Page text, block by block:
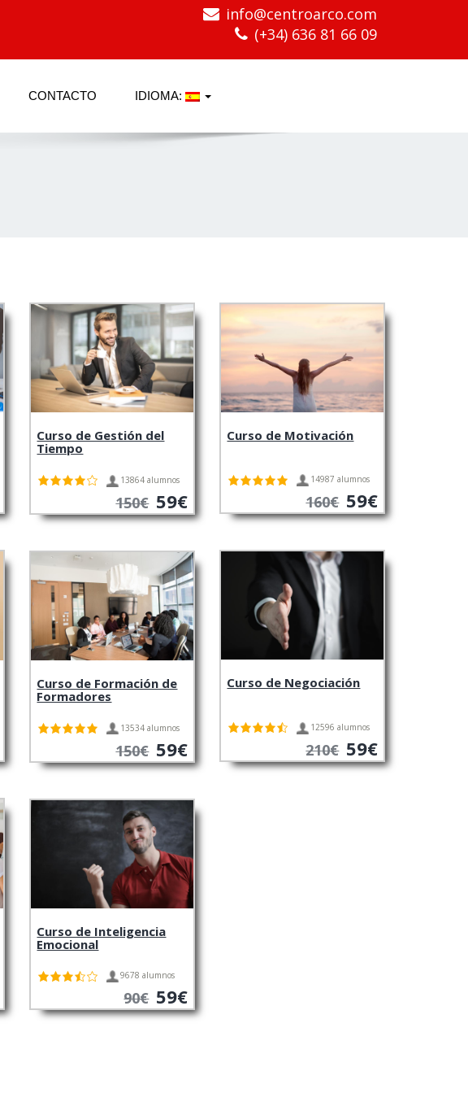
info@centroarco.com
(+34) 636 81 66 09
CONTACTO IDIOMA:
Curso de Gestión del
Tiempo
13864 alumnos
150€ 59€
Curso de Formación de
Formadores
13534 alumnos
150€ 59€
Curso de Inteligencia
Emocional
9678 alumnos
90€ 59€
Curso de Motivación
14987 alumnos
160€ 59€
Curso de Negociación
12596 alumnos
210€ 59€